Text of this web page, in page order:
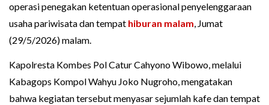
operasi penegakan ketentuan operasional penyelenggaraan
usaha pariwisata dan tempat hiburan malam, Jumat
(29/5/2026) malam.
Kapolresta Kombes Pol Catur Cahyono Wibowo, melalui
Kabagops Kompol Wahyu Joko Nugroho, mengatakan
bahwa kegiatan tersebut menyasar sejumlah kafe dan tempat